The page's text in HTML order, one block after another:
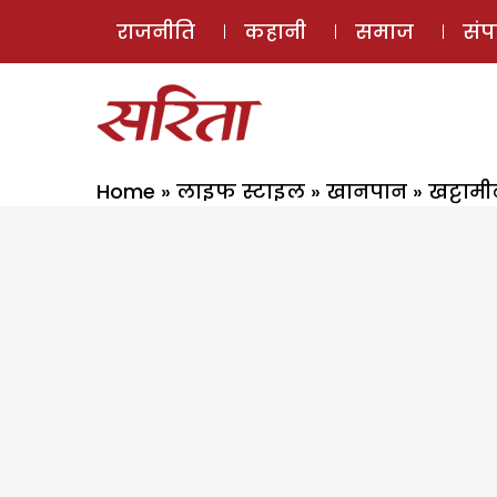
राजनीति कहानी समाज
Home » लाइफ स्टाइल » खानपान »